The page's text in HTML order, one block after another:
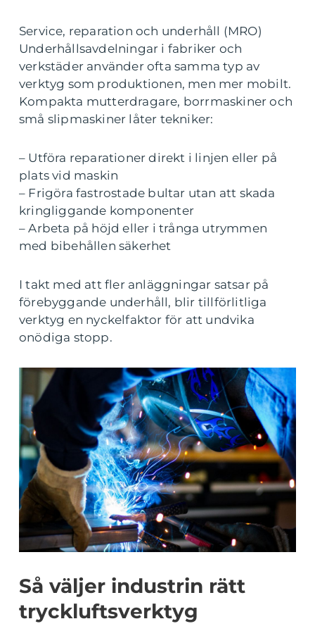
Service, reparation och underhåll (MRO)
Underhållsavdelningar i fabriker och
verkstäder använder ofta samma typ av
verktyg som produktionen, men mer mobilt.
Kompakta mutterdragare, borrmaskiner och
små slipmaskiner låter tekniker:
– Utföra reparationer direkt i linjen eller på
plats vid maskin
– Frigöra fastrostade bultar utan att skada
kringliggande komponenter
– Arbeta på höjd eller i trånga utrymmen
med bibehållen säkerhet
I takt med att fler anläggningar satsar på
förebyggande underhåll, blir tillförlitliga
verktyg en nyckelfaktor för att undvika
onödiga stopp.
Så väljer industrin rätt
tryckluftsverktyg